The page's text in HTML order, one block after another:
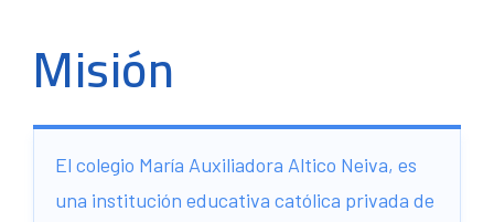
Misión
El colegio María Auxiliadora Altico Neiva, es
una institución educativa católica privada de